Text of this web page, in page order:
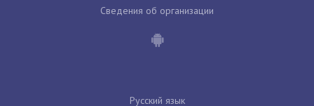
Сведения об организации
Русский язык